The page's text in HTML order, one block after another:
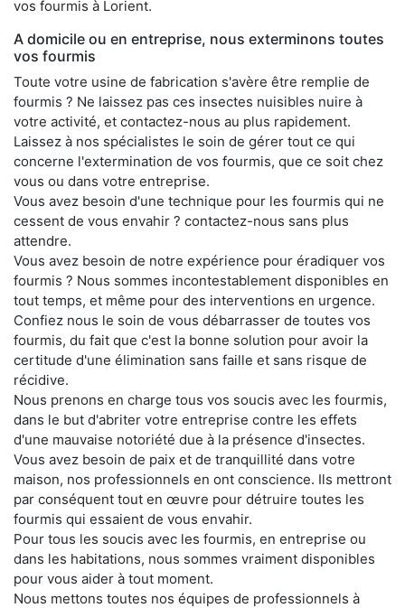
vos fourmis à Lorient.
A domicile ou en entreprise, nous exterminons toutes
vos fourmis
Toute votre usine de fabrication s'avère être remplie de
fourmis ? Ne laissez pas ces insectes nuisibles nuire à
votre activité, et contactez-nous au plus rapidement.
Laissez à nos spécialistes le soin de gérer tout ce qui
concerne l'extermination de vos fourmis, que ce soit chez
vous ou dans votre entreprise.
Vous avez besoin d'une technique pour les fourmis qui ne
cessent de vous envahir ? contactez-nous sans plus
attendre.
Vous avez besoin de notre expérience pour éradiquer vos
fourmis ? Nous sommes incontestablement disponibles en
tout temps, et même pour des interventions en urgence.
Confiez nous le soin de vous débarrasser de toutes vos
fourmis, du fait que c'est la bonne solution pour avoir la
certitude d'une élimination sans faille et sans risque de
récidive.
Nous prenons en charge tous vos soucis avec les fourmis,
dans le but d'abriter votre entreprise contre les effets
d'une mauvaise notoriété due à la présence d'insectes.
Vous avez besoin de paix et de tranquillité dans votre
maison, nos professionnels en ont conscience. Ils mettront
par conséquent tout en œuvre pour détruire toutes les
fourmis qui essaient de vous envahir.
Pour tous les soucis avec les fourmis, en entreprise ou
dans les habitations, nous sommes vraiment disponibles
pour vous aider à tout moment.
Nous mettons toutes nos équipes de professionnels à